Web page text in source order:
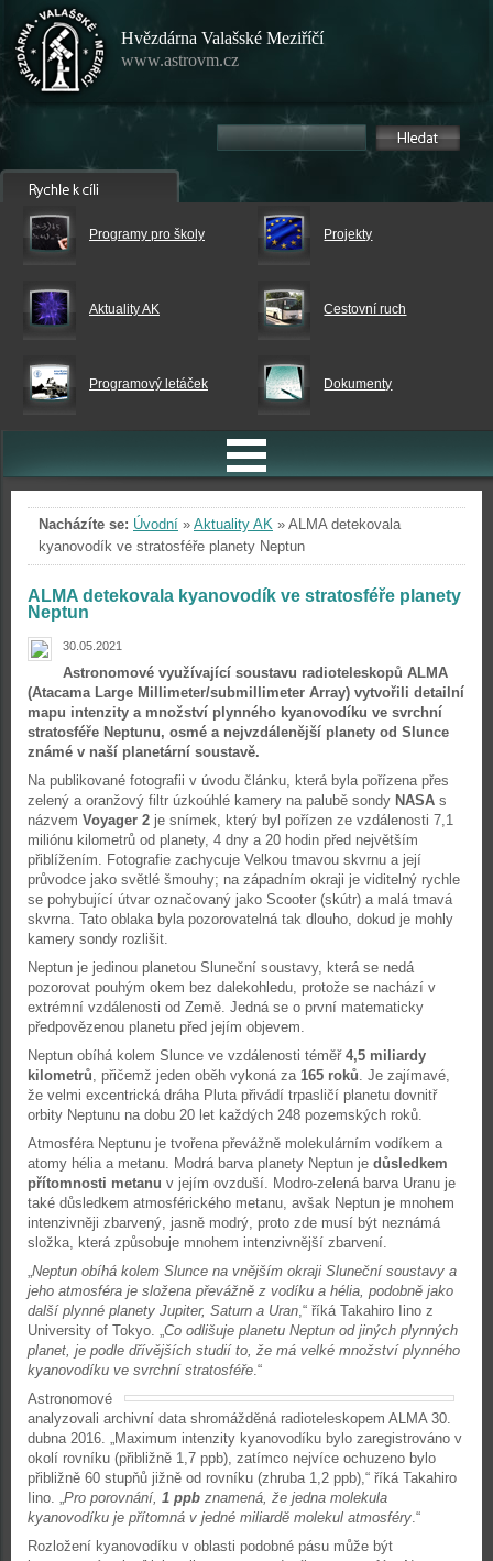
Hvězdárna Valašské Meziříčí
www.astrovm.cz
Programy pro školy Projekty
Aktuality AK Cestovní ruch
Programový letáček Dokumenty
Nacházíte se: Úvodní » Aktuality AK » ALMA detekovala
kyanovodík ve stratosféře planety Neptun
ALMA detekovala kyanovodík ve stratosféře planety
Neptun
30.05.2021
Astronomové využívající soustavu radioteleskopů ALMA
(Atacama Large Millimeter/submillimeter Array) vytvořili detailní
mapu intenzity a množství plynného kyanovodíku ve svrchní
stratosféře Neptunu, osmé a nejvzdálenější planety od Slunce
známé v naší planetární soustavě.
Na publikované fotografii v úvodu článku, která byla pořízena přes
zelený a oranžový filtr úzkoúhlé kamery na palubě sondy NASA s
názvem Voyager 2 je snímek, který byl pořízen ze vzdálenosti 7,1
miliónu kilometrů od planety, 4 dny a 20 hodin před největším
přiblížením. Fotografie zachycuje Velkou tmavou skvrnu a její
průvodce jako světlé šmouhy; na západním okraji je viditelný rychle
se pohybující útvar označovaný jako Scooter (skútr) a malá tmavá
skvrna. Tato oblaka byla pozorovatelná tak dlouho, dokud je mohly
kamery sondy rozlišit.
Neptun je jedinou planetou Sluneční soustavy, která se nedá
pozorovat pouhým okem bez dalekohledu, protože se nachází v
extrémní vzdálenosti od Země. Jedná se o první matematicky
předpovězenou planetu před jejím objevem.
Neptun obíhá kolem Slunce ve vzdálenosti téměř 4,5 miliardy
kilometrů, přičemž jeden oběh vykoná za 165 roků. Je zajímavé,
že velmi excentrická dráha Pluta přivádí trpasličí planetu dovnitř
orbity Neptunu na dobu 20 let každých 248 pozemských roků.
Atmosféra Neptunu je tvořena převážně molekulárním vodíkem a
atomy hélia a metanu. Modrá barva planety Neptun je důsledkem
přítomnosti metanu v jejím ovzduší. Modro-zelená barva Uranu je
také důsledkem atmosférického metanu, avšak Neptun je mnohem
intenzivněji zbarvený, jasně modrý, proto zde musí být neznámá
složka, která způsobuje mnohem intenzivnější zbarvení.
„Neptun obíhá kolem Slunce na vnějším okraji Sluneční soustavy a
jeho atmosféra je složena převážně z vodíku a hélia, podobně jako
další plynné planety Jupiter, Saturn a Uran,“ říká Takahiro Iino z
University of Tokyo. „Co odlišuje planetu Neptun od jiných plynných
planet, je podle dřívějších studií to, že má velké množství plynného
kyanovodíku ve svrchní stratosféře.“
Astronomové
analyzovali archivní data shromážděná radioteleskopem ALMA 30.
dubna 2016. „Maximum intenzity kyanovodíku bylo zaregistrováno v
okolí rovníku (přibližně 1,7 ppb), zatímco nejvíce ochuzeno bylo
přibližně 60 stupňů jižně od rovníku (zhruba 1,2 ppb),“ říká Takahiro
Iino. „Pro porovnání, 1 ppb znamená, že jedna molekula
kyanovodíku je přítomná v jedné miliardě molekul atmosféry.“
Rozložení kyanovodíku v oblasti podobné pásu může být